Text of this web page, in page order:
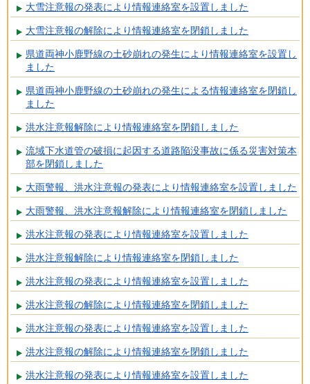
大雪注意報の発表により情報連絡室を設置しました
大雪注意報の解除により情報連絡室を閉鎖しました
県道両神小鹿野線の土砂崩れの発生により情報連絡室を設置し
ました
県道両神小鹿野線の土砂崩れの発生による情報連絡室を閉鎖し
ました
洪水注意報解除により情報連絡室を閉鎖しました
流域下水道管の破損に起因する道路陥没事故に係る災害対策本
部を閉鎖しました
大雨警報、洪水注意報の発表により情報連絡室を設置しました
大雨警報、洪水注意報解除により情報連絡室を閉鎖しました
洪水注意報の発表により情報連絡室を設置しました
洪水注意報解除により情報連絡室を閉鎖しました
洪水注意報の発表により情報連絡室を設置しました
洪水注意報の解除により情報連絡室を閉鎖しました
洪水注意報の発表により情報連絡室を設置しました
洪水注意報の解除により情報連絡室を閉鎖しました
洪水注意報の発表により情報連絡室を設置しました